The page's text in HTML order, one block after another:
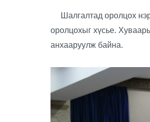
Шалгалтад оролцох
оролцохыг хүсье.
анхааруулж байна.